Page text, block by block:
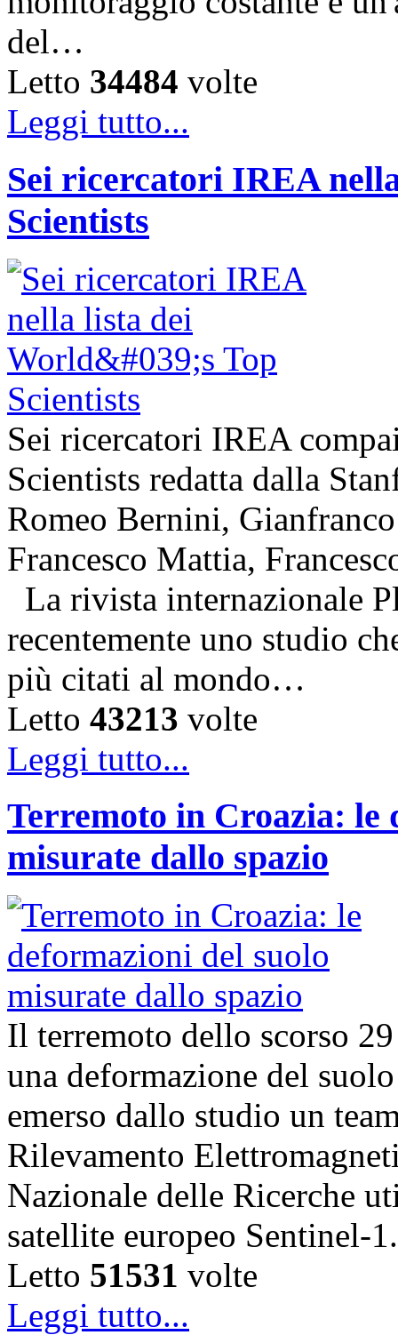
del…
Letto 34484 volte
Leggi tutto...
Sei ricercatori IREA
Scientists
Sei ricercatori IREA
Scientists redatta dalla
Romeo Bernini,
Francesco Mattia,
La rivista internazionale
recentemente uno studio
più citati al mondo…
Letto 43213 volte
Leggi tutto...
Terremoto in Croazia: le
misurate dallo spazio
Il terremoto dello scorso
una deformazione del
emerso dallo studio un
Rilevamento
Nazionale delle Ricerche
satellite europeo
Letto 51531 volte
Leggi tutto...